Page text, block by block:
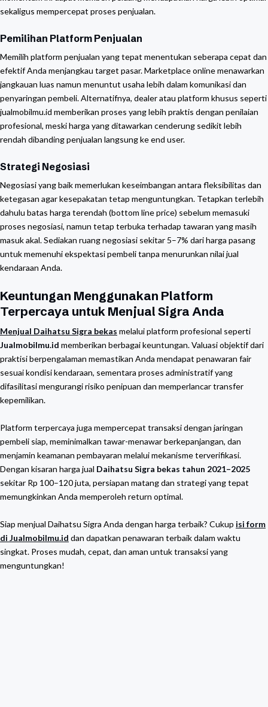
sekaligus mempercepat proses penjualan.
Pemilihan Platform Penjualan
Memilih platform penjualan yang tepat menentukan seberapa cepat dan
efektif Anda menjangkau target pasar. Marketplace online menawarkan
jangkauan luas namun menuntut usaha lebih dalam komunikasi dan
penyaringan pembeli. Alternatifnya, dealer atau platform khusus seperti
jualmobilmu.id memberikan proses yang lebih praktis dengan penilaian
profesional, meski harga yang ditawarkan cenderung sedikit lebih
rendah dibanding penjualan langsung ke end user.
Strategi Negosiasi
Negosiasi yang baik memerlukan keseimbangan antara fleksibilitas dan
ketegasan agar kesepakatan tetap menguntungkan. Tetapkan terlebih
dahulu batas harga terendah (bottom line price) sebelum memasuki
proses negosiasi, namun tetap terbuka terhadap tawaran yang masih
masuk akal. Sediakan ruang negosiasi sekitar 5–7% dari harga pasang
untuk memenuhi ekspektasi pembeli tanpa menurunkan nilai jual
kendaraan Anda.
Keuntungan Menggunakan Platform
Terpercaya untuk Menjual Sigra Anda
Menjual Daihatsu Sigra bekas melalui platform profesional seperti
Jualmobilmu.id memberikan berbagai keuntungan. Valuasi objektif dari
praktisi berpengalaman memastikan Anda mendapat penawaran fair
sesuai kondisi kendaraan, sementara proses administratif yang
difasilitasi mengurangi risiko penipuan dan memperlancar transfer
kepemilikan.
Platform terpercaya juga mempercepat transaksi dengan jaringan
pembeli siap, meminimalkan tawar-menawar berkepanjangan, dan
menjamin keamanan pembayaran melalui mekanisme terverifikasi.
Dengan kisaran harga jual Daihatsu Sigra bekas tahun 2021–2025
sekitar Rp 100–120 juta, persiapan matang dan strategi yang tepat
memungkinkan Anda memperoleh return optimal.
Siap menjual Daihatsu Sigra Anda dengan harga terbaik? Cukup isi form
di Jualmobilmu.id dan dapatkan penawaran terbaik dalam waktu
singkat. Proses mudah, cepat, dan aman untuk transaksi yang
menguntungkan!